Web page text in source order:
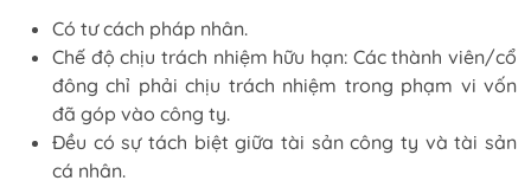
Có tư cách pháp nhân.
Chế độ chịu trách nhiệm hữu hạn: Các thành viên/cổ
đông chỉ phải chịu trách nhiệm trong phạm vi vốn
đã góp vào công ty.
Đều có sự tách biệt giữa tài sản công ty và tài sản
cá nhân.